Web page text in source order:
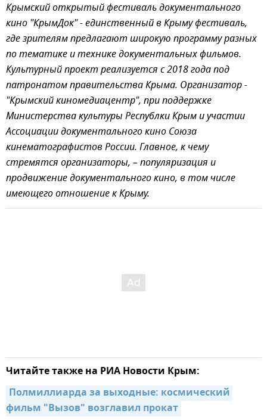
Крымский открытый фестиваль документального
кино "КрымДок" - единственный в Крыму фестиваль,
где зрителям предлагают широкую программу разных
по тематике и технике документальных фильмов.
Культурный проект реализуется с 2018 года под
патронатом правительства Крыма. Организатор -
"Крымский киномедиацентр", при поддержке
Министерства культуры Республки Крым и участии
Ассоциации документального кино Союза
кинематографистов России. Главное, к чему
стремятся организаторы, – популяризация и
продвижение документального кино, в том числе
имеющего отношение к Крыму.
Читайте также на РИА Новости Крым:
Полмиллиарда за выходные: космический
фильм "Вызов" возглавил прокат